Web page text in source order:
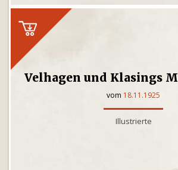
Velhagen und Klasings
vom 18.11.1925
Illustrierte